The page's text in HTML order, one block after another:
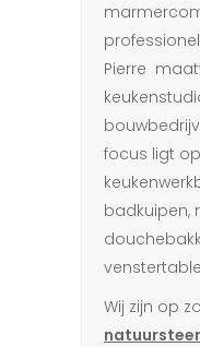
Pierre
focus ligt
badkuipen,
Wij zijn op